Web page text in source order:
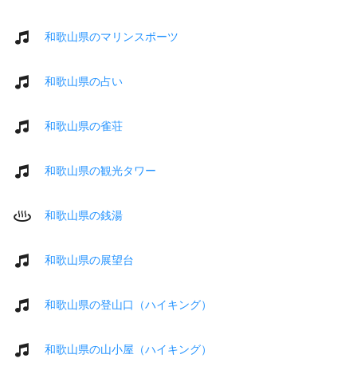
和歌山県のマリンスポーツ
和歌山県の占い
和歌山県の雀荘
和歌山県の観光タワー
和歌山県の銭湯
和歌山県の展望台
和歌山県の登山口（ハイキング）
和歌山県の山小屋（ハイキング）